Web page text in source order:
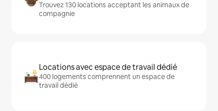
Trouvez 130 locations acceptant les animaux de
compagnie
Locations avec espace de travail dédié
400 logements comprennent un espace de
travail dédié